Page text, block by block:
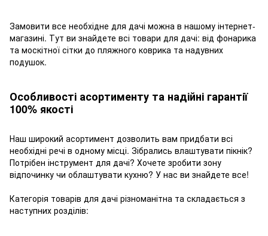
Замовити все необхідне для дачі можна в нашому інтернет-
магазині. Тут ви знайдете всі товари для дачі: від фонарика
та москітної сітки до пляжного коврика та надувних
подушок.
Особливості асортименту та надійні гарантії
100% якості
Наш широкий асортимент дозволить вам придбати всі
необхідні речі в одному місці. Зібрались влаштувати пікнік?
Потрібен інструмент для дачі? Хочете зробити зону
відпочинку чи облаштувати кухню? У нас ви знайдете все!
Категорія товарів для дачі різноманітна та складається з
наступних розділів: